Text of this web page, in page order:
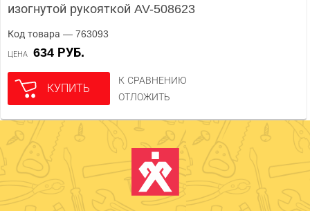
изогнутой рукояткой AV-508623
Код товара — 763093
ЦЕНА 634 РУБ.
КУПИТЬ
К СРАВНЕНИЮ
ОТЛОЖИТЬ